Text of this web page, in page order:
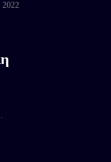
2022